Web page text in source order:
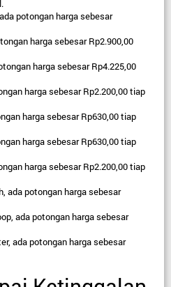
potongan harga sebesar
harga sebesar Rp2.900,00
harga sebesar Rp4.225,00
harga sebesar Rp2.200,00 tiap
harga sebesar Rp630,00 tiap
harga sebesar Rp630,00 tiap
harga sebesar Rp2.200,00 tiap
ada potongan harga sebesar
ada potongan harga sebesar
ada potongan harga sebesar